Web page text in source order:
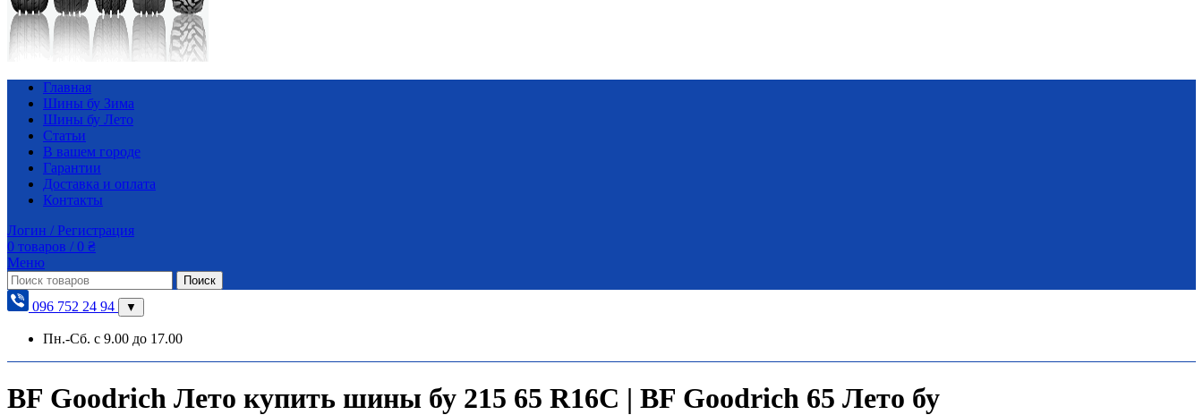
Главная
Шины бу Зима
Шины бу Лето
Статьи
В вашем городе
Гарантии
Доставка и оплата
Контакты
Логин / Регистрация
0 товаров / 0 ₴
Меню
Поиск
096 752 24 94 ▼
Пн.-Сб. с 9.00 до 17.00
BF Goodrich Лето купить шины бу 215 65 R16C | BF Goodrich 65 Лето бу